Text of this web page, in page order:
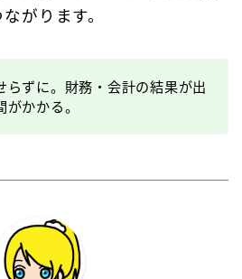
がります。
らずに。財務・会計の結果が出
かかる。